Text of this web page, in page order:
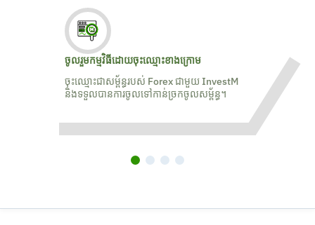
ចូលរួមកម្មវិធីដោយចុះឈ្មោះខាងក្រោម
ចុះឈ្មោះជាសម្ព័ន្ធរបស់ Forex ជាមួយ InvestM
និងទទួលបានការចូលទៅកាន់ច្រកចូលសម្ព័ន្ធ។